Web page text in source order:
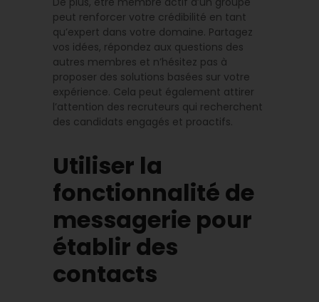
peut renforcer votre crédibilité en tant
qu’expert dans votre domaine. Partagez
vos idées, répondez aux questions des
autres membres et n’hésitez pas à
proposer des solutions basées sur votre
expérience. Cela peut également attirer
l’attention des recruteurs qui recherchent
des candidats engagés et proactifs.
Utiliser la
fonctionnalité de
messagerie pour
établir des
contacts